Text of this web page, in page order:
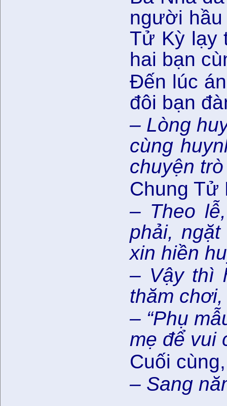
người
Tử Kỳ lạy
hai bạn
Đến lúc
đôi bạn
– Lòng
cùng
chuyện
Chung Tử
– Theo
phải,
xin hiền
– Vậy thì
thăm
– “Phụ
mẹ để vui
Cuối
– Sang